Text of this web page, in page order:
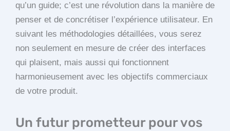
qu’un guide; c’est une révolution dans la manière de
penser et de concrétiser l’expérience utilisateur. En
suivant les méthodologies détaillées, vous serez
non seulement en mesure de créer des interfaces
qui plaisent, mais aussi qui fonctionnent
harmonieusement avec les objectifs commerciaux
de votre produit.
Un futur prometteur pour vos